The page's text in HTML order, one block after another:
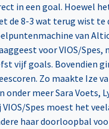
in een goal. Hoewel
de 8-3 wat terug wist te
van
voor VIOS/
vijf goals. Bovendien
Zo maakte Ize
onder meer Sara Voets,
VIOS/Spes moest het
haar doorloopbal